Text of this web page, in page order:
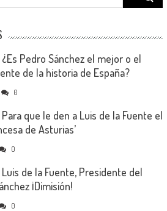
¿Es Pedro Sánchez el mejor o el
de la historia de España?
0
Para que le den a Luis de la Fuente el
de Asturias’
0
Luis de la Fuente, Presidente del
¡Dimisión!
0